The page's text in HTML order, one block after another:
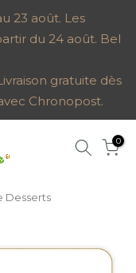
23 août. Les
du 24 août. Bel
gratuite dès
Chronopost.
0
Desserts